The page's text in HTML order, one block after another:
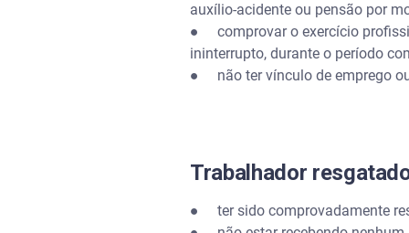
auxílio-acidente ou pensão por
● comprovar o exercício
ininterrupto, durante o período
● não ter vínculo de emprego ou
Trabalhador
● ter sido comprovadamente